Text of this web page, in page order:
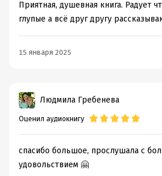
Приятная, душевная книга. Радует
глупые а всё друг другу
15 января 2025
Людмила Гребенева
Оценил аудиокнигу
спасибо большое, прослушала с
удовольствием 🤗